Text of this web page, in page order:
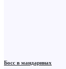
Босс в мандаринах